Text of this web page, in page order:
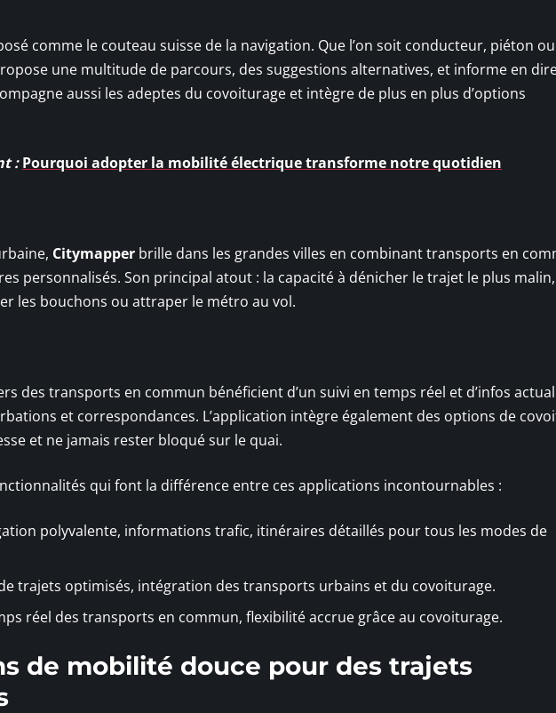
comme le couteau suisse de la navigation. Que l’on soit conducteur, piéton ou
une multitude de parcours, des suggestions alternatives, et informe en
aussi les adeptes du covoiturage et intègre de plus en plus d’options
: Pourquoi adopter la mobilité électrique transforme notre quotidien
Citymapper brille dans les grandes villes en combinant transports en
personnalisés. Son principal atout : la capacité à dénicher le trajet le plus
les bouchons ou attraper le métro au vol.
des transports en commun bénéficient d’un suivi en temps réel et d’infos
et correspondances. L’application intègre également des options de
et ne jamais rester bloqué sur le quai.
qui font la différence entre ces applications incontournables :
polyvalente, informations trafic, itinéraires détaillés pour tous les modes de
trajets optimisés, intégration des transports urbains et du covoiturage.
réel des transports en commun, flexibilité accrue grâce au covoiturage.
de mobilité douce pour des trajets